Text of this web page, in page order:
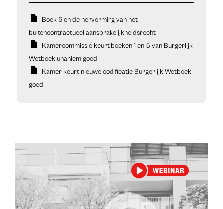
Boek 6 en de hervorming van het
buitencontractueel aansprakelijkheidsrecht
Kamercommissie keurt boeken 1 en 5 van Burgerlijk
Wetboek unaniem goed
Kamer keurt nieuwe codificatie Burgerlijk Wetboek
goed